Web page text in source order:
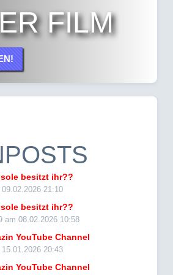
FILM
besitzt ihr??
21:10
besitzt ihr??
am 08.02.2026 10:58
YouTube Channel
20:43
YouTube Channel